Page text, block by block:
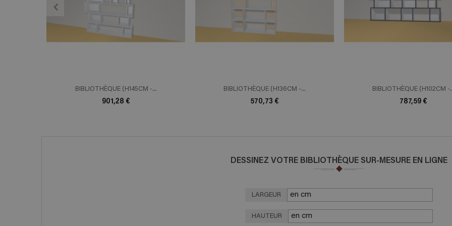
ADD TO CART
BIBLIOTHÈQUE (H145CM -...
901,28 €
BIBLIOTHÈQUE (H136CM -...
570,73 €
BIBLIOTHÈQUE (H102CM -
787,59 €
DESSINEZ VOTRE BIBLIOTHÈQUE SUR-MESURE EN LIGNE
LARGEUR
HAUTEUR